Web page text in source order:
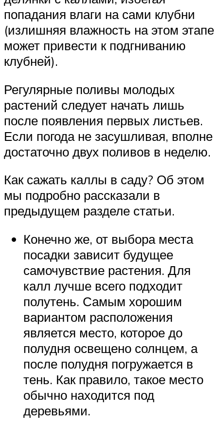
попадания влаги на сами клубни
(излишняя влажность на этом этапе
может привести к подгниванию
клубней).
Регулярные поливы молодых
растений следует начать лишь
после появления первых листьев.
Если погода не засушливая, вполне
достаточно двух поливов в неделю.
Как сажать каллы в саду? Об этом
мы подробно рассказали в
предыдущем разделе статьи.
Конечно же, от выбора места
посадки зависит будущее
самочувствие растения. Для
калл лучше всего подходит
полутень. Самым хорошим
вариантом расположения
является место, которое до
полудня освещено солнцем, а
после полудня погружается в
тень. Как правило, такое место
обычно находится под
деревьями.